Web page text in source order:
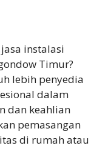
instalasi
Timur?
lebih penyedia
dalam
dan keahlian
pemasangan
di rumah atau